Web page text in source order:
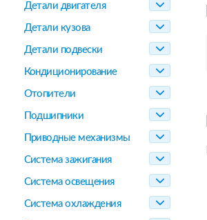
Детали двигателя
Детали кузова
Детали подвески
Кондиционирование
Отопители
Подшипники
Приводные механизмы
Система зажигания
Система освещения
Система охлаждения